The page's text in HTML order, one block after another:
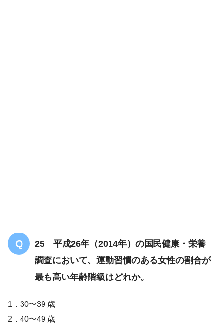
25 平成26年（2014年）の国民健康・栄養
調査において、運動習慣のある女性の割合が
最も高い年齢階級はどれか。
1．30〜39 歳
2．40〜49 歳